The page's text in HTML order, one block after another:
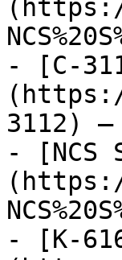
- [C-
3112)
- [NCS
- [K-